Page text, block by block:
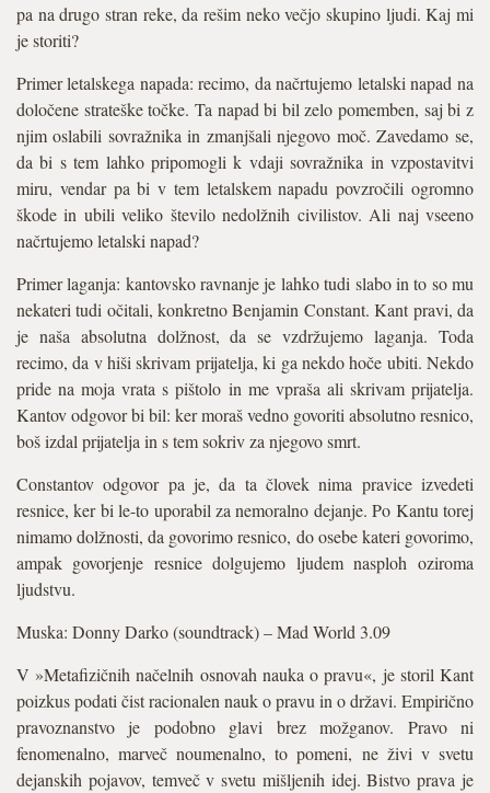
pa na drugo stran reke, da rešim neko večjo skupino ljudi. Kaj mi
je storiti?
Primer letalskega napada: recimo, da načrtujemo letalski napad na
določene strateške točke. Ta napad bi bil zelo pomemben, saj bi z
njim oslabili sovražnika in zmanjšali njegovo moč. Zavedamo se,
da bi s tem lahko pripomogli k vdaji sovražnika in vzpostavitvi
miru, vendar pa bi v tem letalskem napadu povzročili ogromno
škode in ubili veliko število nedolžnih civilistov. Ali naj vseeno
načrtujemo letalski napad?
Primer laganja: kantovsko ravnanje je lahko tudi slabo in to so mu
nekateri tudi očitali, konkretno Benjamin Constant. Kant pravi, da
je naša absolutna dolžnost, da se vzdržujemo laganja. Toda
recimo, da v hiši skrivam prijatelja, ki ga nekdo hoče ubiti. Nekdo
pride na moja vrata s pištolo in me vpraša ali skrivam prijatelja.
Kantov odgovor bi bil: ker moraš vedno govoriti absolutno resnico,
boš izdal prijatelja in s tem sokriv za njegovo smrt.
Constantov odgovor pa je, da ta človek nima pravice izvedeti
resnice, ker bi le-to uporabil za nemoralno dejanje. Po Kantu torej
nimamo dolžnosti, da govorimo resnico, do osebe kateri govorimo,
ampak govorjenje resnice dolgujemo ljudem nasploh oziroma
ljudstvu.
Muska: Donny Darko (soundtrack) – Mad World 3.09
V »Metafizičnih načelnih osnovah nauka o pravu«, je storil Kant
poizkus podati čist racionalen nauk o pravu in o državi. Empirično
pravoznanstvo je podobno glavi brez možganov. Pravo ni
fenomenalno, marveč noumenalno, to pomeni, ne živi v svetu
dejanskih pojavov, temveč v svetu mišljenih idej. Bistvo prava je